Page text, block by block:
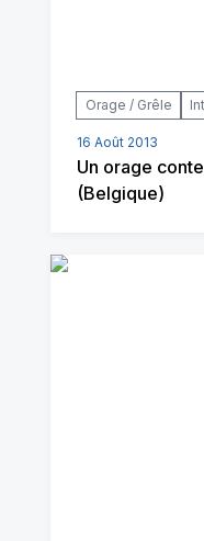
Orage / Grêle
16 Août 2013
Un orage
(Belgique)